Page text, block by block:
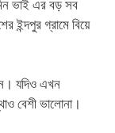
ভাই এর বড় সব
ইন্দপুর গ্রামে বিয়ে
যদিও এখন
বেশী ভালোনা।